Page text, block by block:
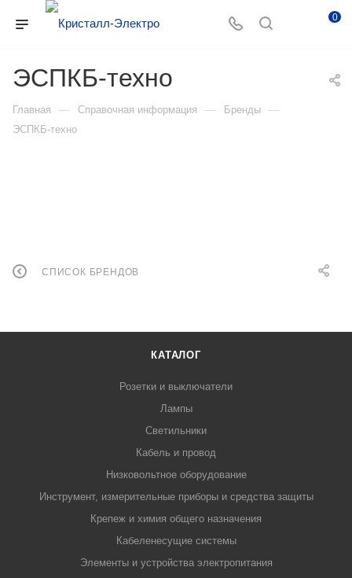
0
ЭСПКБ-техно
Главная — Справочная информация — Бренды —
ЭСПКБ-техно
СПИСОК БРЕНДОВ
КАТАЛОГ
Розетки и выключатели
Лампы
Светильники
Кабель и провод
Низковольтное оборудование
Инструмент, измерительные приборы и средства защиты
Крепеж и химия общего назначения
Кабеленесущие системы
Элементы и устройства электропитания